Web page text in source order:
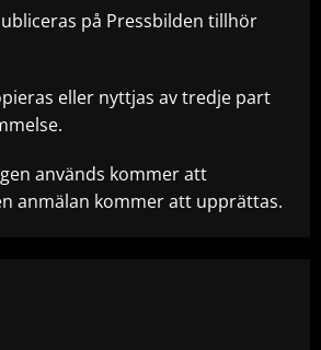
på Pressbilden tillhör
eller nyttjas av tredje part
används kommer att
anmälan kommer att upprättas.